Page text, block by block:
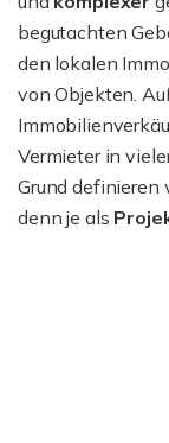
begutachten
den lokalen
von Objekten.
Vermieter in
Grund definieren
denn je als